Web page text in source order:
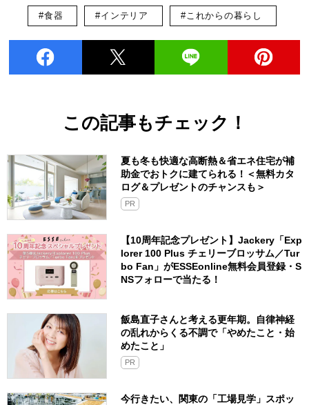
#食器 #インテリア #これからの暮らし
この記事もチェック！
夏も冬も快適な高断熱＆省エネ住宅が補
助金でおトクに建てられる！＜無料カタ
ログ＆プレゼントのチャンスも＞
PR
【10周年記念プレゼント】Jackery「Exp
lorer 100 Plus チェリーブロッサム／Tur
bo Fan」がESSEonline無料会員登録・S
NSフォローで当たる！
飯島直子さんと考える更年期。自律神経
の乱れからくる不調で「やめたこと・始
めたこと」
PR
今行きたい、関東の「工場見学」スポッ